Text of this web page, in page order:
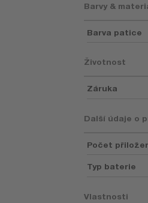
Barvy &
Barva patice
Životnost
Záruka
Další údaje o
Počet
Typ baterie
Vlastnosti